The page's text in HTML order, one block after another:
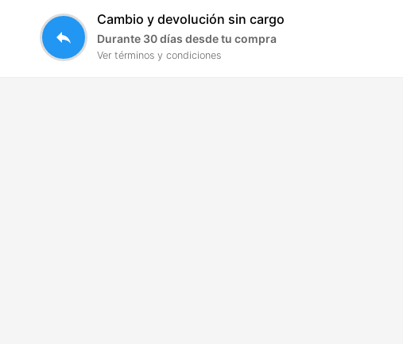
reply
Cambio y devolución sin cargo
Durante 30 días desde tu compra
Ver términos y condiciones